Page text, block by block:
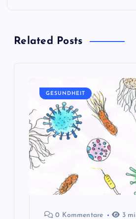
Related Posts
GESUNDHEIT
0 Kommentare 3